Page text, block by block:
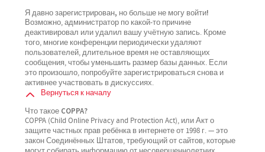
Я давно зарегистрирован, но больше не могу войти!
Возможно, администратор по какой-то причине
деактивировал или удалил вашу учётную запись. Кроме
того, многие конференции периодически удаляют
пользователей, длительное время не оставляющих
сообщения, чтобы уменьшить размер базы данных. Если
это произошло, попробуйте зарегистрироваться снова и
активнее участвовать в дискуссиях.
Вернуться к началу
Что такое COPPA?
COPPA (Child Online Privacy and Protection Act), или Акт о
защите частных прав ребёнка в интернете от 1998 г. — это
закон Соединённых Штатов, требующий от сайтов, которые